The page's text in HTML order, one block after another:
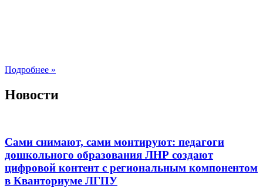
Подробнее »
Новости
Сами снимают, сами монтируют: педагоги
дошкольного образования ЛНР создают
цифровой контент с региональным компонентом
в Кванториуме ЛГПУ​